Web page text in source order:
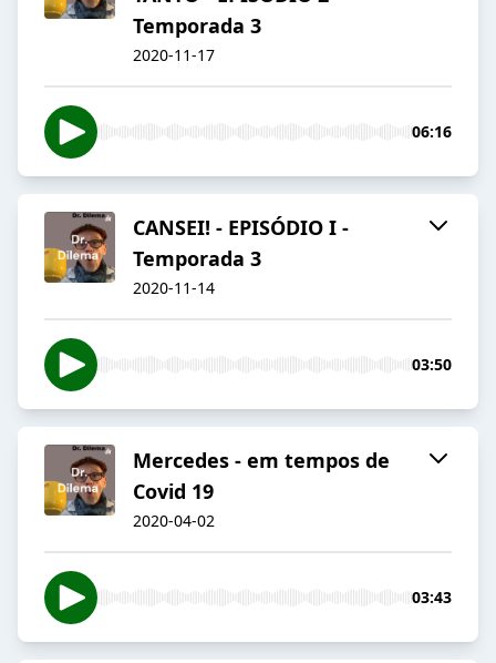
Temporada 3
2020-11-17
06:16
CANSEI! - EPISÓDIO I -
Temporada 3
2020-11-14
03:50
Mercedes - em tempos de
Covid 19
2020-04-02
03:43